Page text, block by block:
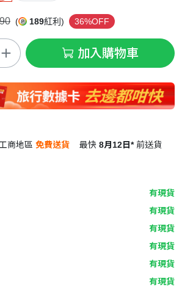
( 189紅利) 36%OFF
加入購物車
商地區 免費送貨 最快 8月12日* 前送貨
有現貨
有現貨
有現貨
有現貨
有現貨
有現貨